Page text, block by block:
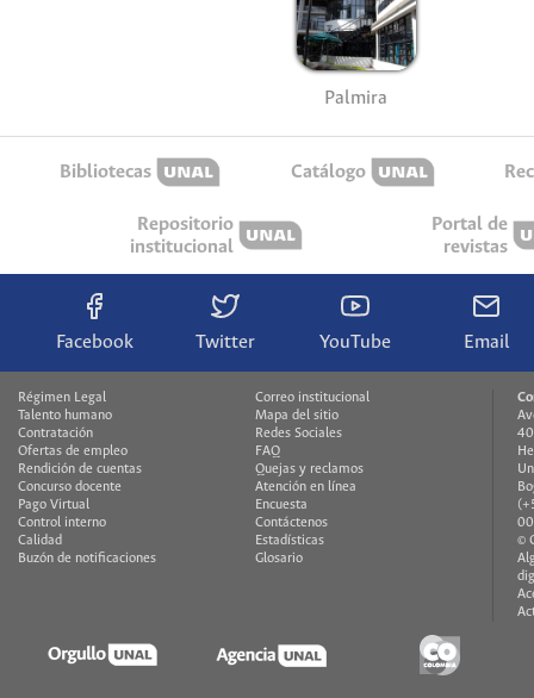
Palmira
Bibliotecas Catálogo
Repositorio
institucional
Portal de
revistas
Facebook Twitter YouTube Email
Régimen Legal
Talento humano
Contratación
Ofertas de empleo
Rendición de cuentas
Concurso docente
Pago Virtual
Control interno
Calidad
Buzón de notificaciones
Correo institucional
Mapa del sitio
Redes Sociales
FAQ
Quejas y reclamos
Atención en línea
Encuesta
Contáctenos
Estadísticas
Glosario
©